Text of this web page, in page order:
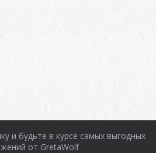
и будьте в курсе самых выгодных
от GretaWolf